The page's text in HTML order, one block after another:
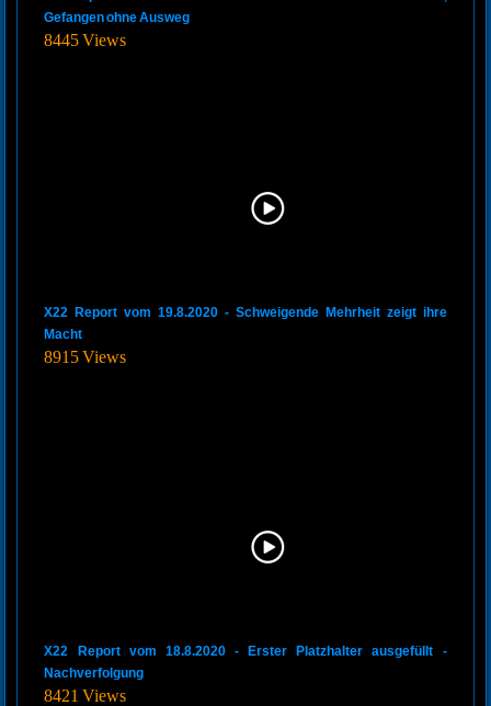
Gefangen ohne Ausweg
8445 Views
X22 Report vom 19.8.2020 - Schweigende Mehrheit zeigt ihre
Macht
8915 Views
X22 Report vom 18.8.2020 - Erster Platzhalter ausgefüllt -
Nachverfolgung
8421 Views